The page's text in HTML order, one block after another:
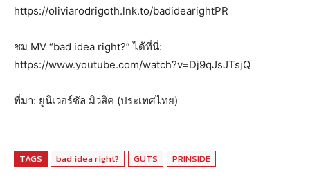
https://oliviarodrigoth.lnk.to/badidearightPR
ชม MV “bad idea right?” ได้ที่นี่:
https://www.youtube.com/watch?v=Dj9qJsJTsjQ
ที่มา: ยูนิเวอร์ซัล มิวสิค (ประเทศไทย)
TAGS bad idea right? GUTS PRINSIDE